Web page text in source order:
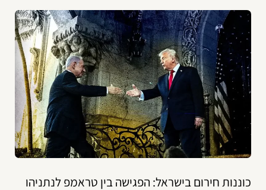
כוננות חירום בישראל: הפגישה בין טראמפ לנתניהו